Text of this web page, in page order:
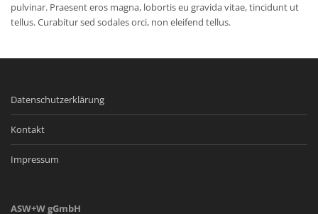
pulvinar. Praesent eros magna, lobortis eu gravida vitae, tincidunt ut
tellus. Curabitur sed sodales orci, non eleifend tellus.
Datenschutzerklärung
Kontakt
Impressum
ASW+W gGmbH